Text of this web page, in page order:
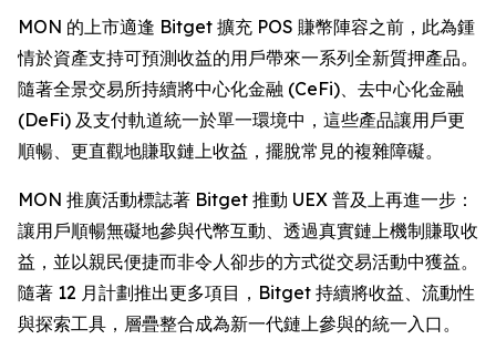
MON 的上市適逢 Bitget 擴充 POS 賺幣陣容之前，此為鍾
情於資產支持可預測收益的用戶帶來一系列全新質押產品。
隨著全景交易所持續將中心化金融 (CeFi)、去中心化金融
(DeFi) 及支付軌道統一於單一環境中，這些產品讓用戶更
順暢、更直觀地賺取鏈上收益，擺脫常見的複雜障礙。
MON 推廣活動標誌著 Bitget 推動 UEX 普及上再進一步：
讓用戶順暢無礙地參與代幣互動、透過真實鏈上機制賺取收
益，並以親民便捷而非令人卻步的方式從交易活動中獲益。
隨著 12 月計劃推出更多項目，Bitget 持續將收益、流動性
與探索工具，層疊整合成為新一代鏈上參與的統一入口。